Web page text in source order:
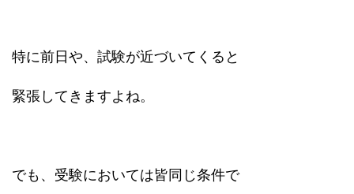
特に前日や、試験が近づいてくると
緊張してきますよね。
でも、受験においては皆同じ条件で